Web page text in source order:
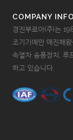
COMPANY INFO
경진부로아(주)는
조기기에만 매진해
속열차 송풍장치, 루
하고 있습니다.